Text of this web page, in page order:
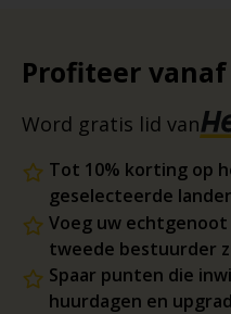
Profiteer
Word gratis lid van
Tot 10% korting op
geselecteerde
Voeg uw
tweede bestuurder
Spaar punten die
huurdagen en